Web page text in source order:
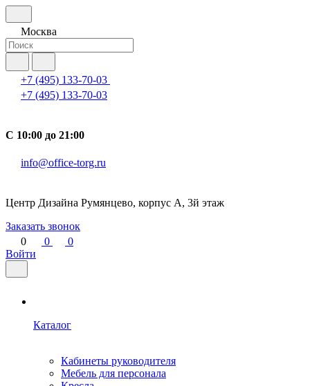
Москва
+7 (495) 133-70-03
+7 (495) 133-70-03
С 10:00 до 21:00
info@office-torg.ru
Центр Дизайна Румянцево, корпус А, 3й этаж
Заказать звонок
0
0
0
Войти
Каталог
Кабинеты руководителя
Мебель для персонала